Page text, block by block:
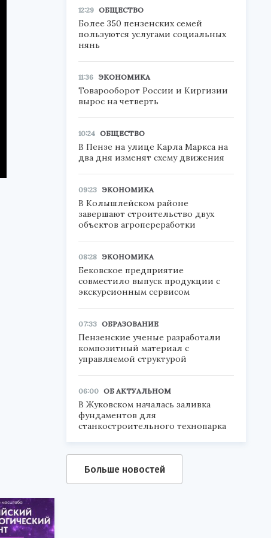
12:29 ОБЩЕСТВО
Более 350 пензенских семей
пользуются услугами социальных
нянь
11:36 ЭКОНОМИКА
Товарооборот России и Киргизии
вырос на четверть
10:24 ОБЩЕСТВО
В Пензе на улице Карла Маркса на
два дня изменят схему движения
09:23 ЭКОНОМИКА
В Колышлейском районе
завершают строительство двух
объектов агропереработки
08:28 ЭКОНОМИКА
Бековское предприятие
совместило выпуск продукции с
экскурсионным сервисом
07:33 ОБРАЗОВАНИЕ
Пензенские ученые разработали
композитный материал с
управляемой структурой
06:00 ОБ АКТУАЛЬНОМ
В Жуковском началась заливка
фундаментов для
станкостроительного технопарка
Больше новостей